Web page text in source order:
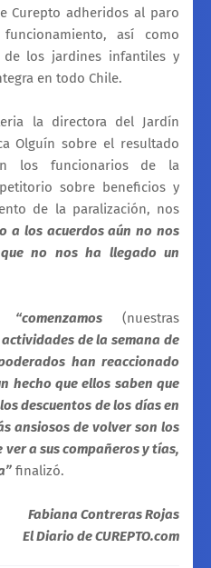
Curepto adheridos al paro
así como
los jardines infantiles y
en todo Chile.
la directora del Jardín
Olguín sobre el resultado
los funcionarios de la
sobre beneficios y
de la paralización, nos
a los acuerdos aún no nos
no nos ha llegado un
“comenzamos (nuestras
de la semana de
han reaccionado
hecho que ellos saben que
descuentos de los días en
ansiosos de volver son los
a sus compañeros y tías,
finalizó.
Fabiana Contreras Rojas
El Diario de CUREPTO.com